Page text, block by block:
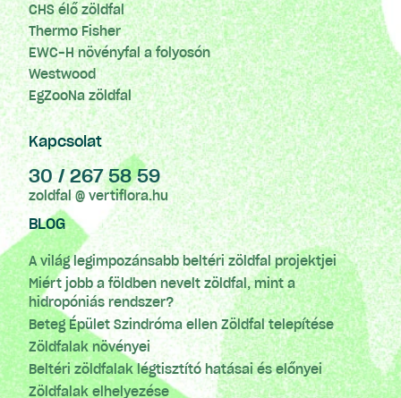
CHS élő zöldfal
Thermo Fisher
EWC-H növényfal a folyosón
Westwood
EgZooNa zöldfal
Kapcsolat
30 / 267 58 59
zoldfal @ vertiflora.hu
BLOG
A világ legimpozánsabb beltéri zöldfal projektjei
Miért jobb a földben nevelt zöldfal, mint a
hidropóniás rendszer?
Beteg Épület Szindróma ellen Zöldfal telepítése
Zöldfalak növényei
Beltéri zöldfalak légtisztító hatásai és előnyei
Zöldfalak elhelyezése